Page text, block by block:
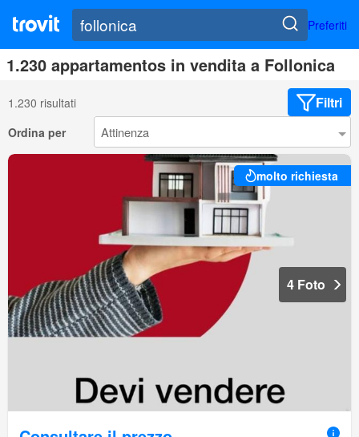
Preferiti
1.230 appartamentos in vendita a Follonica
1.230 risultati Filtri
Ordina per
molto richiesta
4 Foto